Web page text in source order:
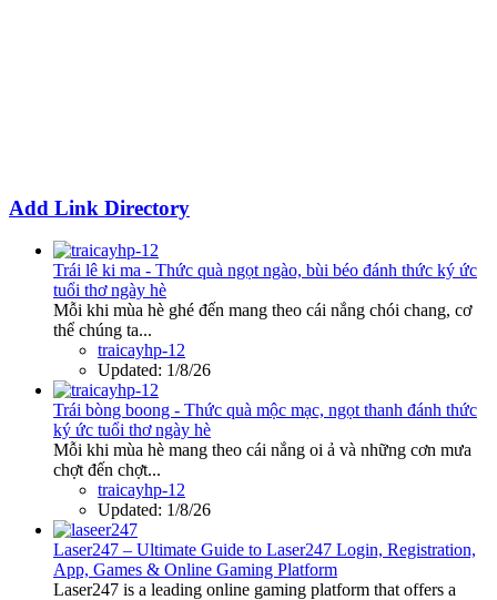
Add Link Directory
Trái lê ki ma - Thức quà ngọt ngào, bùi béo đánh thức ký ức
tuổi thơ ngày hè
Mỗi khi mùa hè ghé đến mang theo cái nắng chói chang, cơ
thể chúng ta...
traicayhp-12
Updated: 1/8/26
Trái bòng boong - Thức quà mộc mạc, ngọt thanh đánh thức
ký ức tuổi thơ ngày hè
Mỗi khi mùa hè mang theo cái nắng oi ả và những cơn mưa
chợt đến chợt...
traicayhp-12
Updated: 1/8/26
Laser247 – Ultimate Guide to Laser247 Login, Registration,
App, Games & Online Gaming Platform
Laser247 is a leading online gaming platform that offers a